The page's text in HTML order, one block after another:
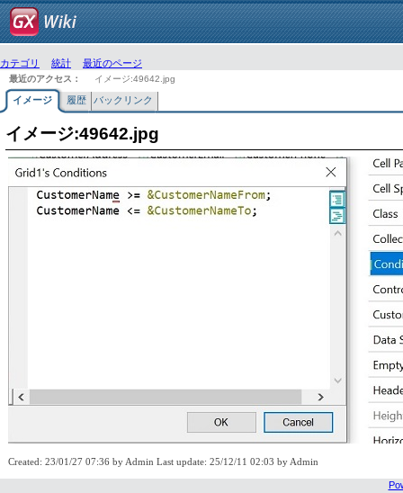
カテゴリ 統計
最近のページ
最近のアクセス：
イメージ:49642.jpg
イメージ 履歴 バックリンク
イメージ:49642.jpg
Created: 23/01/27 07:36 by Admin Last update: 25/12/11 02:03 by Admin